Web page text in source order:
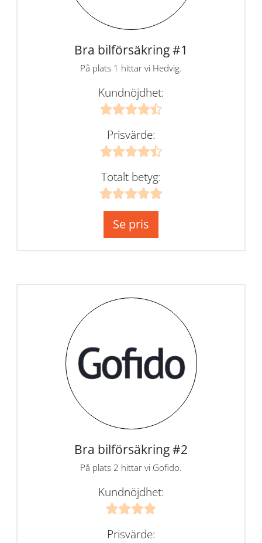
Bra bilförsäkring #1
På plats 1 hittar vi Hedvig.
Kundnöjdhet:
Prisvärde:
Totalt betyg:
Se pris
Bra bilförsäkring #2
På plats 2 hittar vi Gofido.
Kundnöjdhet:
Prisvärde: